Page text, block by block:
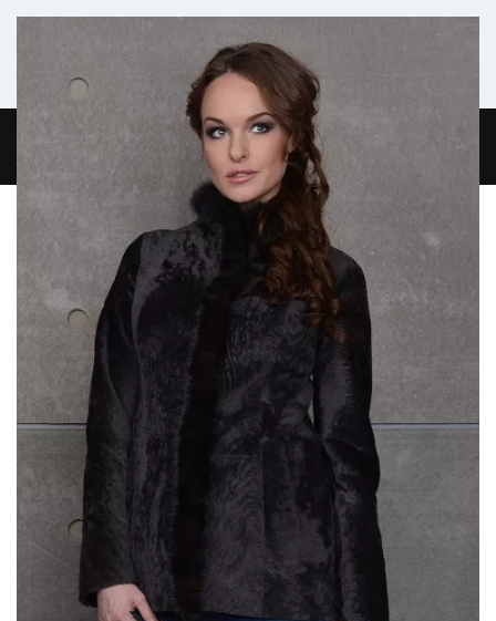
ГЛАВНАЯЖУРНАЛ